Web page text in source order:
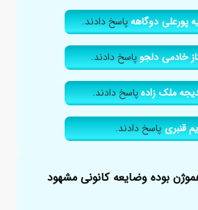
پورعلی دوگاههپاسخ دادند.
خادمی دلجوپاسخ دادند.
ملک زادهپاسخ دادند.
قنبریپاسخ دادند.
بوده وضایعه کانونی مشهود